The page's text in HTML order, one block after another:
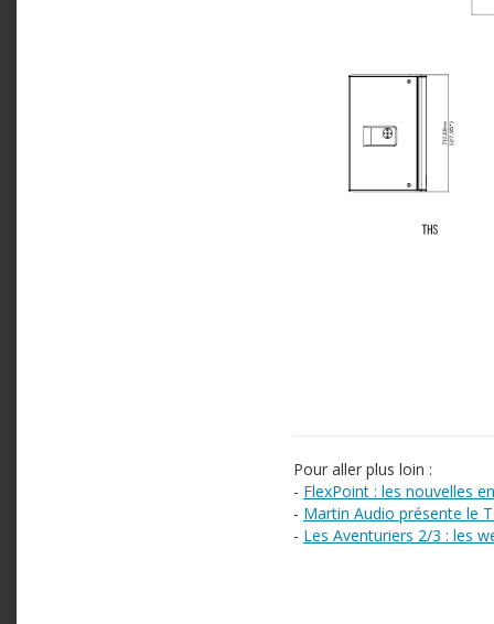
Pour aller plus loin :
- FlexPoint : les nouvelles
- Martin Audio présente le
- Les Aventuriers 2/3 : les